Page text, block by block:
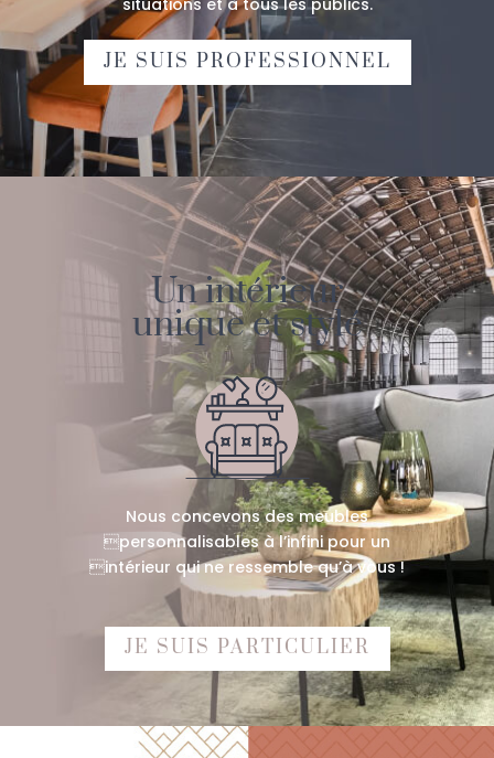
situations et à tous les publics.
JE SUIS PROFESSIONNEL
Un intérieur
unique et stylé
Nous concevons des meubles
personnalisables à l’infini pour un
intérieur qui ne ressemble qu’à vous !
JE SUIS PARTICULIER